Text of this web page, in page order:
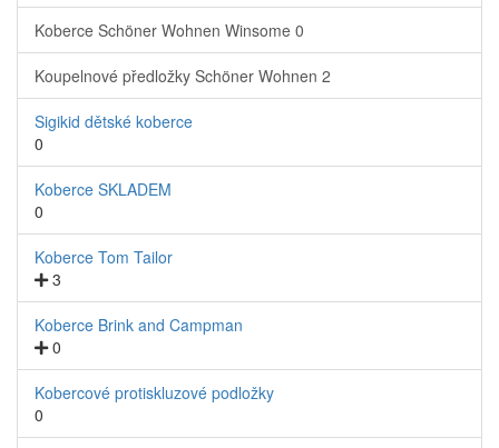
Koberce Schöner Wohnen Winsome 0
Koupelnové předložky Schöner Wohnen 2
Sigikid dětské koberce
0
Koberce SKLADEM
0
Koberce Tom Tailor
3
Koberce Brink and Campman
0
Kobercové protiskluzové podložky
0